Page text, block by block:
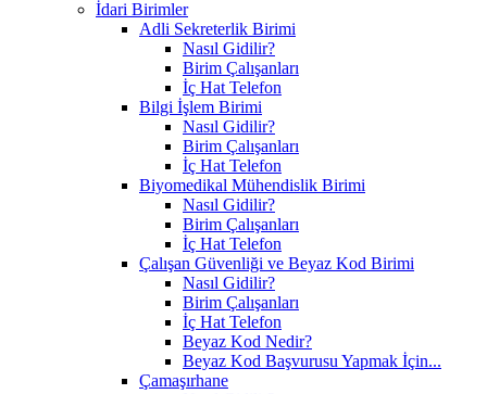
İdari Birimler
Adli Sekreterlik Birimi
Nasıl Gidilir?
Birim Çalışanları
İç Hat Telefon
Bilgi İşlem Birimi
Nasıl Gidilir?
Birim Çalışanları
İç Hat Telefon
Biyomedikal Mühendislik Birimi
Nasıl Gidilir?
Birim Çalışanları
İç Hat Telefon
Çalışan Güvenliği ve Beyaz Kod Birimi
Nasıl Gidilir?
Birim Çalışanları
İç Hat Telefon
Beyaz Kod Nedir?
Beyaz Kod Başvurusu Yapmak İçin...
Çamaşırhane